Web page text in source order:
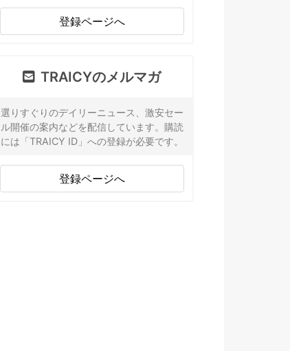
登録ページへ
TRAICYのメルマガ
選りすぐりのデイリーニュース、激安セー
ル開催の案内などを配信しています。購読
には「TRAICY ID」への登録が必要です。
登録ページへ